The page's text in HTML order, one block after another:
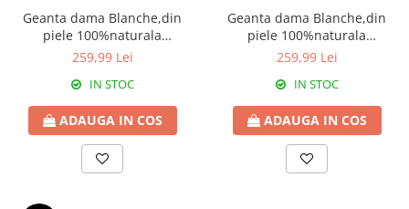
Genți Roze
Genți Roșii
Genți Verzi
Geanta dama Blanche,din
piele 100%naturala
Italia,8246,taupe deschis
259,99 Lei
IN STOC
ADAUGA IN COS
Geanta dama Blanche,din
piele 100%naturala
Italia,8246,roz pudrat
259,99 Lei
IN STOC
ADAUGA IN COS